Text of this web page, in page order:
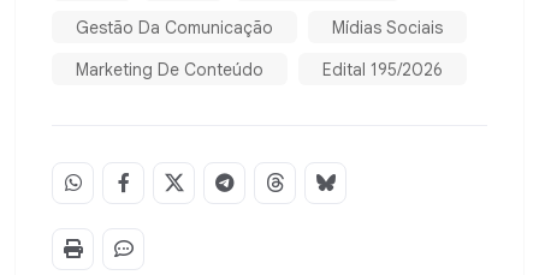
Gestão Da Comunicação
Mídias Sociais
Marketing De Conteúdo
Edital 195/2026